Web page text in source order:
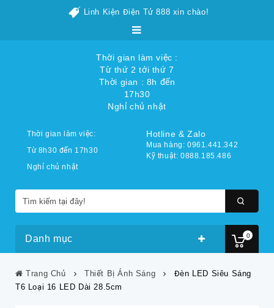
Linh Kiện Điện Tử 888 xin chào!
Thời gian làm việc :
Từ thứ 2 tới thứ 7
Thời gian : 8h đến
17h30
Nghỉ chủ nhật
0
Thời gian làm việc:
Từ 8h30 đến 17h30
Nghỉ chủ nhật
Hotline & Zalo
Mua hàng: 0961.441.342
Kỹ thuật: 0888.185.486
Danh mục
Trang Chủ Thiết Bị Ánh Sáng
Đèn LED Siêu Sáng
T6 Loại 16 LED Dài 28.5cm